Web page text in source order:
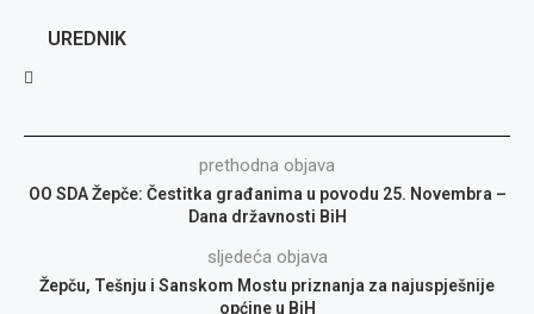
UREDNIK
prethodna objava
OO SDA Žepče: Čestitka građanima u povodu 25. Novembra –
Dana državnosti BiH
sljedeća objava
Žepču, Tešnju i Sanskom Mostu priznanja za najuspješnije
općine u BiH